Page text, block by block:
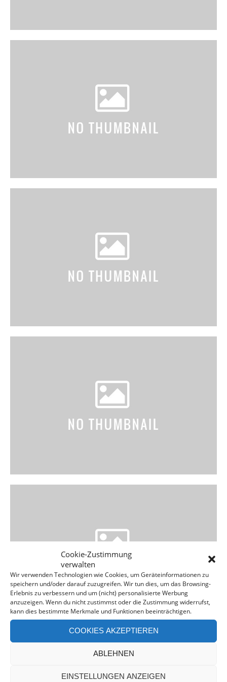
Cookie-Zustimmung
verwalten
Wir verwenden Technologien wie Cookies, um Geräteinformationen zu
speichern und/oder darauf zuzugreifen. Wir tun dies, um das Browsing-
Erlebnis zu verbessern und um (nicht) personalisierte Werbung
anzuzeigen. Wenn du nicht zustimmst oder die Zustimmung widerrufst,
kann dies bestimmte Merkmale und Funktionen beeinträchtigen.
COOKIES AKZEPTIEREN
ABLEHNEN
EINSTELLUNGEN ANZEIGEN